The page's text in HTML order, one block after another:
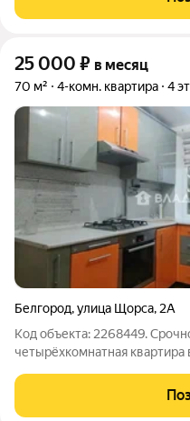
удобной транспортной
25 000 ₽ в месяц
70 м² 4-комн. квартира 4
Белгород,улица Щорса, 2А
Код объекта: 2268449.
четырёхкомнатная
автобуса в любой конец
расположена на 4 этаже